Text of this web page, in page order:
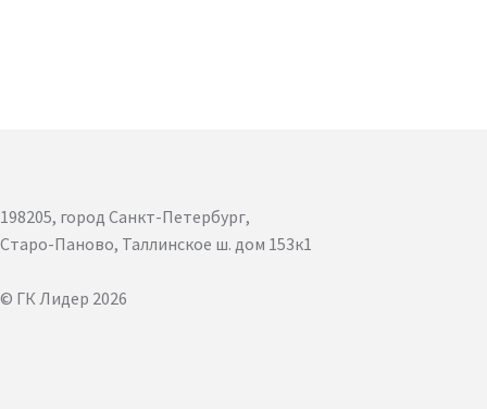
198205, город Санкт-Петербург,
Старо-Паново, Таллинское ш. дом 153к1
© ГК Лидер 2026